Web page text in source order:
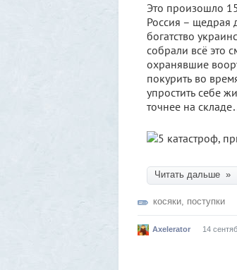
Это произошло
Россия – щедрая
богатство
собрали всё это
охранявшие
покурить во
упростить себе
точнее на
Читать дальше »
косяки, поступки
Axelerator 14